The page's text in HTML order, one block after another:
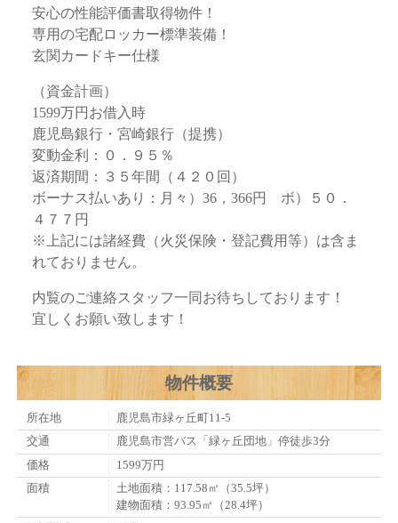
安心の性能評価書取得物件！
専用の宅配ロッカー標準装備！
玄関カードキー仕様
（資金計画）
1599万円お借入時
鹿児島銀行・宮崎銀行（提携）
変動金利：０．９５％
返済期間：３５年間（４２０回）
ボーナス払いあり：月々）36，366円 ボ）５０．
４７７円
※上記には諸経費（火災保険・登記費用等）は含ま
れておりません。
内覧のご連絡スタッフ一同お待ちしております！
宜しくお願い致します！
物件概要
所在地
鹿児島市緑ヶ丘町11-5
交通
鹿児島市営バス「緑ヶ丘団地」停徒歩3分
価格
1599万円
面積
土地面積：117.58㎡（35.5坪）
建物面積：93.95㎡（28.4坪）